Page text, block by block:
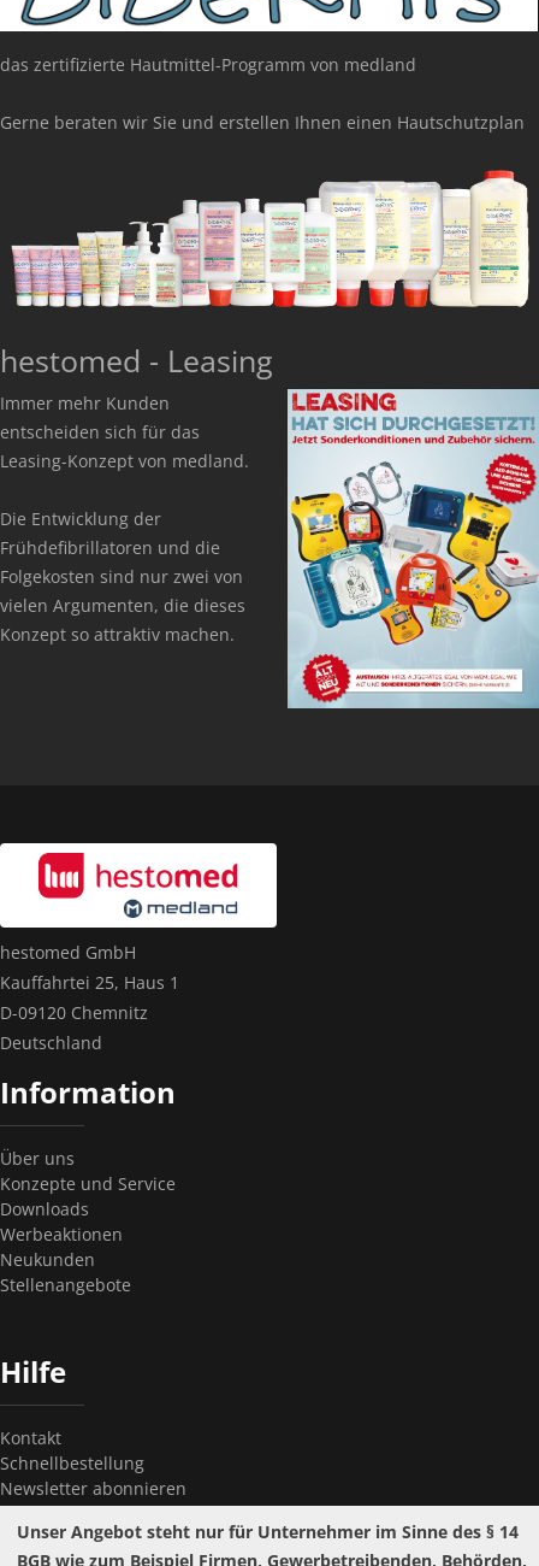
das zertifizierte Hautmittel-Programm von medland
Gerne beraten wir Sie und erstellen Ihnen einen Hautschutzplan
hestomed - Leasing
Immer mehr Kunden
entscheiden sich für das
Leasing-Konzept von medland.
Die Entwicklung der
Frühdefibrillatoren und die
Folgekosten sind nur zwei von
vielen Argumenten, die dieses
Konzept so attraktiv machen.
hestomed GmbH
Kauffahrtei 25, Haus 1
D-09120 Chemnitz
Deutschland
Information
Über uns
Konzepte und Service
Downloads
Werbeaktionen
Neukunden
Stellenangebote
Hilfe
Kontakt
Schnellbestellung
Newsletter abonnieren
Passwort vergessen?
Unser Angebot steht nur für Unternehmer im Sinne des § 14
BGB wie zum Beispiel Firmen, Gewerbetreibenden, Behörden,